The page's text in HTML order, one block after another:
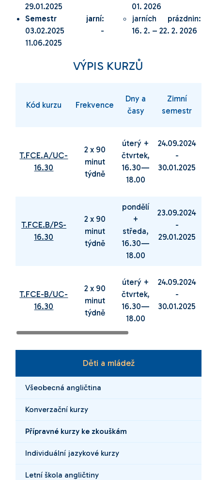
29.01.2025
Semestr jarní:
03.02.2025 -
11.06.2025
01. 2026
jarních prázdnin:
16. 2. – 22. 2. 2026
VÝPIS KURZŮ
Kód kurzu Frekvence
Dny a
časy
Zimní
semestr
T.FCE.A/UC-
16.30
2 x 90
minut
týdně
úterý +
čtvrtek,
16.30—
18.00
24.09.2024
-
30.01.2025
T.FCE.B/PS-
16.30
2 x 90
minut
týdně
pondělí
+
středa,
16.30—
18.00
23.09.2024
-
29.01.2025
T.FCE-B/UC-
16.30
2 x 90
minut
týdně
úterý +
čtvrtek,
16.30—
18.00
24.09.2024
-
30.01.2025
Děti a mládež
Všeobecná angličtina
Konverzační kurzy
Přípravné kurzy ke zkouškám
Individuální jazykové kurzy
Letní škola angličtiny